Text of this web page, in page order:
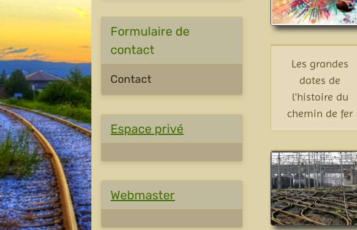
Les grandes
dates de
l'histoire du
chemin de fer
Formulaire de
contact
Contact
Espace privé
Webmaster